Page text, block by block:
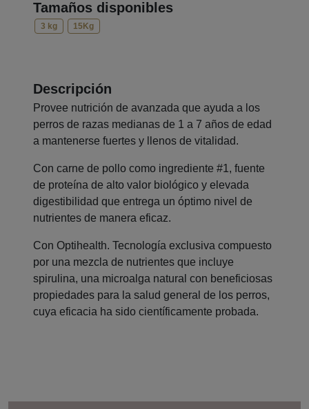
Tamaños disponibles
3 kg 15Kg
Descripción
Provee nutrición de avanzada que ayuda a los
perros de razas medianas de 1 a 7 años de edad
a mantenerse fuertes y llenos de vitalidad.
Con carne de pollo como ingrediente #1, fuente
de proteína de alto valor biológico y elevada
digestibilidad que entrega un óptimo nivel de
nutrientes de manera eficaz.
Con Optihealth. Tecnología exclusiva compuesto
por una mezcla de nutrientes que incluye
spirulina, una microalga natural con beneficiosas
propiedades para la salud general de los perros,
cuya eficacia ha sido científicamente probada.